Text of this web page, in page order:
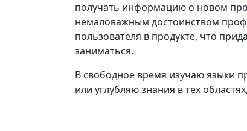
получать информацию о новом
немаловажным достоинством
пользователя в продукте, что
заниматься.
В свободное время изучаю языки
или углубляю знания в тех